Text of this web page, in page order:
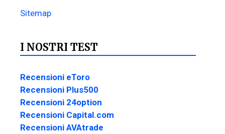
Sitemap
I NOSTRI TEST
Recensioni eToro
Recensioni Plus500
Recensioni 24option
Recensioni Capital.com
Recensioni AVAtrade